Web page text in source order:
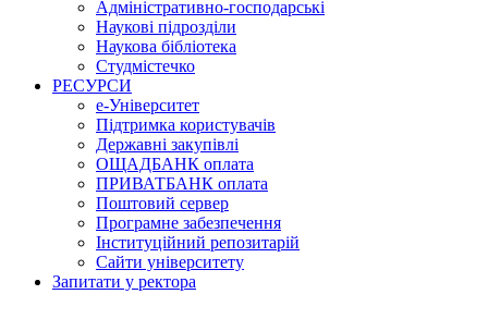
Адміністративно-господарські
Наукові підрозділи
Наукова бібліотека
Студмістечко
РЕСУРСИ
е-Університет
Підтримка користувачів
Державні закупівлі
ОЩАДБАНК оплата
ПРИВАТБАНК оплата
Поштовий сервер
Програмне забезпечення
Інституційний репозитарій
Сайти університету
Запитати у ректора